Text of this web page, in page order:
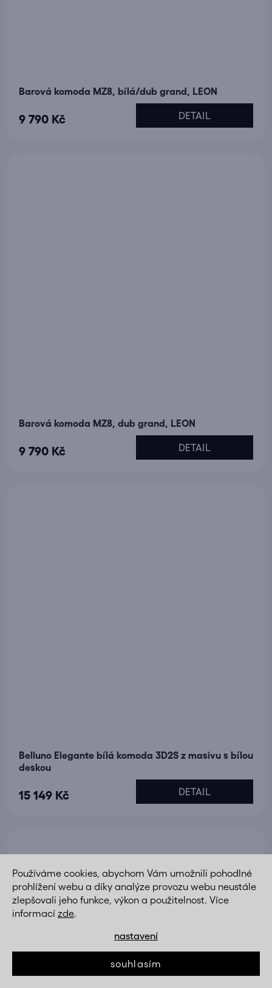
Používáme cookies, abychom Vám umožnili pohodlné
prohlížení webu a díky analýze provozu webu neustále
zlepšovali jeho funkce, výkon a použitelnost. Více
informací zde.
nastavení
souhlasím
Barová komoda MZ8, bílá/dub grand, LEON
9 790 Kč DETAIL
Barová komoda MZ8, dub grand, LEON
9 790 Kč DETAIL
Belluno Elegante bílá komoda 3D2S z masivu s bílou
deskou
15 149 Kč DETAIL